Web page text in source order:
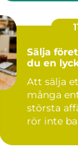
Sälja företag så
du en
Att sälja
många
största
rör inte